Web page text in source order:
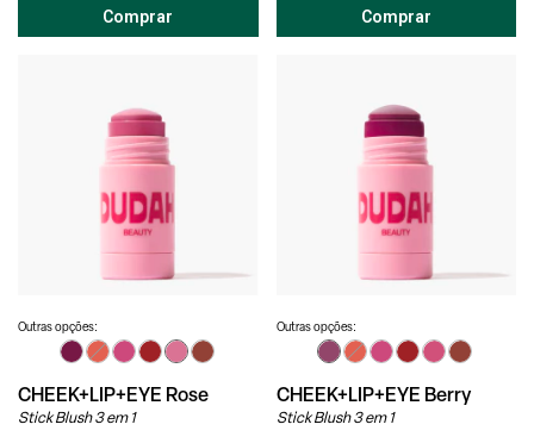
Outras opções:
CHEEK+LIP+EYE Rose
Stick Blush 3 em 1
Outras opções:
CHEEK+LIP+EYE Berry
Stick Blush 3 em 1